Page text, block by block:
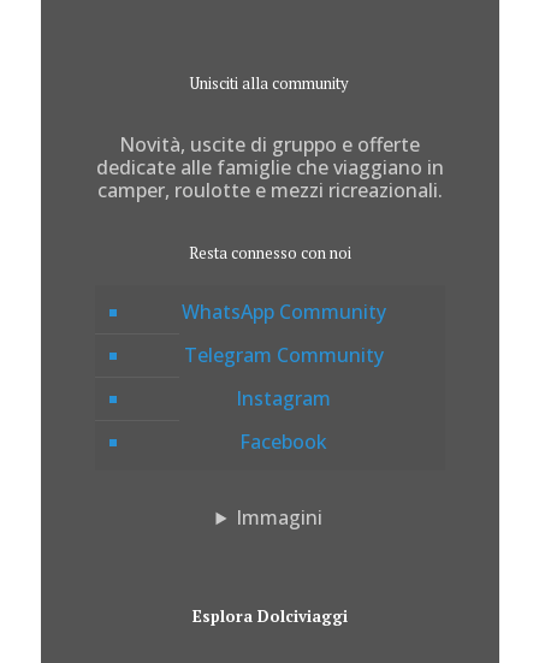
Unisciti alla community
Novità, uscite di gruppo e offerte
dedicate alle famiglie che viaggiano in
camper, roulotte e mezzi ricreazionali.
Resta connesso con noi
WhatsApp Community
Telegram Community
Instagram
Facebook
Immagini
Esplora Dolciviaggi